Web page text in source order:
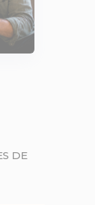
DE